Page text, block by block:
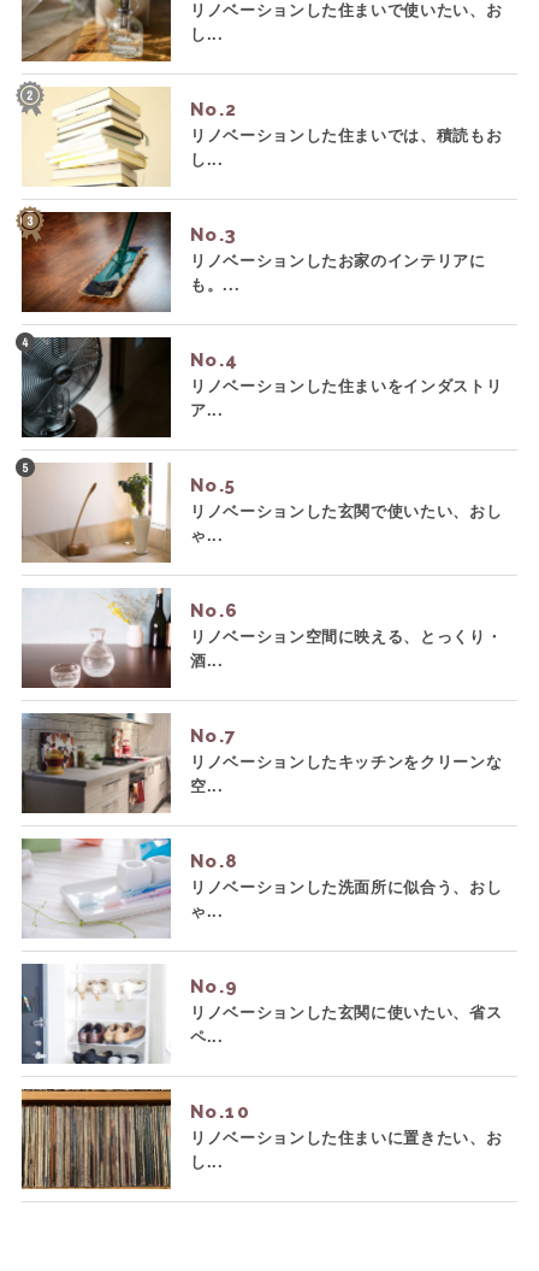
リノベーションした住まいで使いたい、お
し...
No.
リノベーションした住まいでは、積読もお
し...
No.
リノベーションしたお家のインテリアに
も。...
No.
リノベーションした住まいをインダストリ
ア...
No.
リノベーションした玄関で使いたい、おし
ゃ...
No.
リノベーション空間に映える、とっくり・
酒...
No.
リノベーションしたキッチンをクリーンな
空...
No.
リノベーションした洗面所に似合う、おし
ゃ...
No.
リノベーションした玄関に使いたい、省ス
ペ...
No.
リノベーションした住まいに置きたい、お
し...